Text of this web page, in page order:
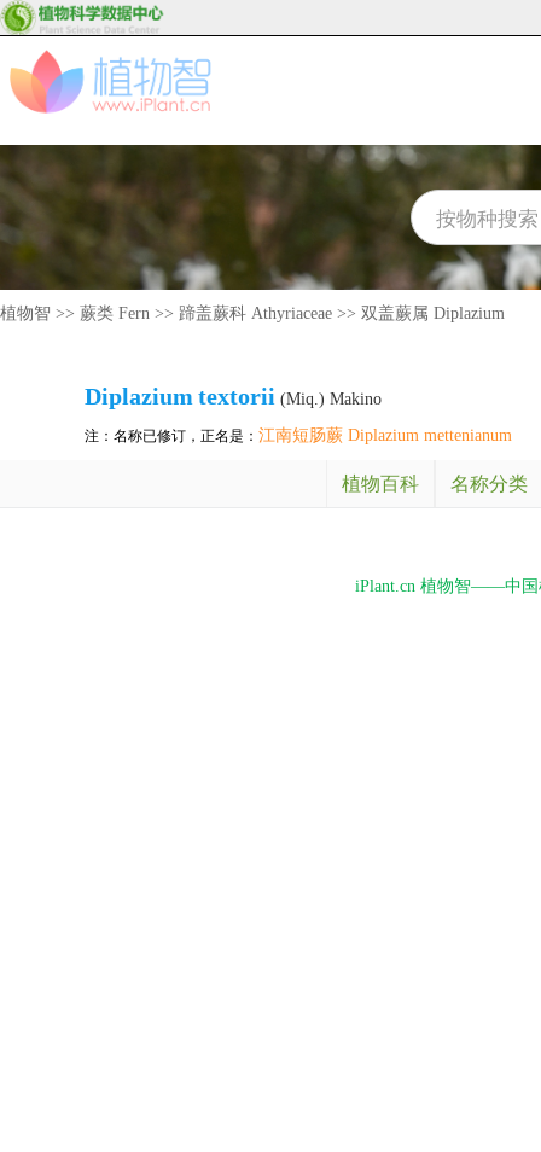
植物智 >> 蕨类 Fern >> 蹄盖蕨科 Athyriaceae >> 双盖蕨属 Diplazium
Diplazium textorii (Miq.) Makino
注：名称已修订，正名是： 江南短肠蕨 Diplazium mettenianum
植物百科 名称分类
iPlant.cn 植物智——中国